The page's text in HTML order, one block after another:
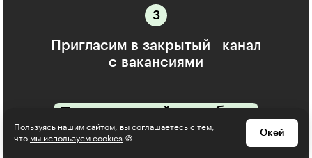
Пригласим в закрытый канал
с вакансиями
Поможем найти работу
или вернём деньги
Пользуясь нашим сайтом, вы соглашаетесь с тем,
что мы используем cookies 🍪
Окей